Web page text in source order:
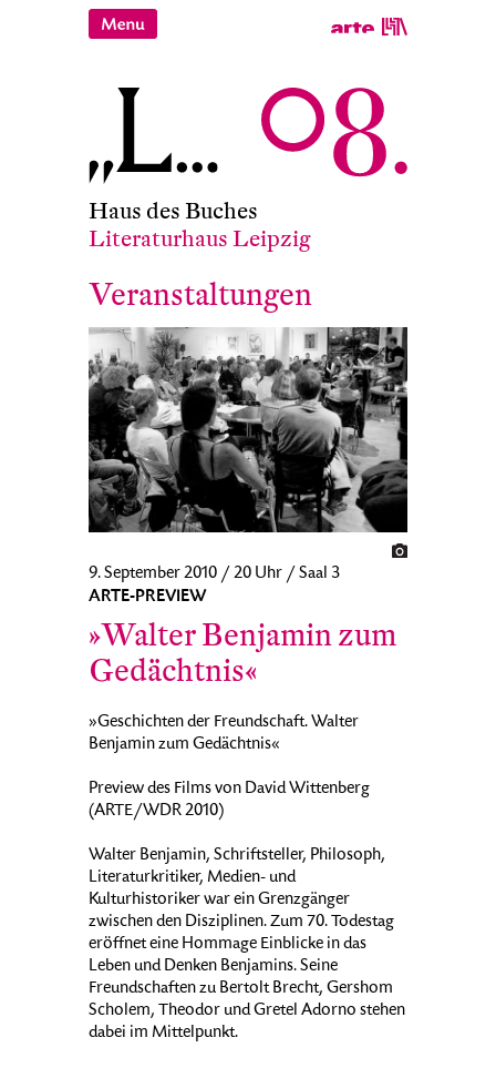
Haus des Buches
Literaturhaus Leipzig
Veranstaltungen
9. September 2010 / 20 Uhr / Saal 3
ARTE-PREVIEW
»Walter Benjamin zum
Gedächtnis«
»Geschichten der Freundschaft. Walter
Benjamin zum Gedächtnis«
Preview des Films von David Wittenberg
(ARTE/WDR 2010)
Walter Benjamin, Schriftsteller, Philosoph,
Literaturkritiker, Medien- und
Kulturhistoriker war ein Grenzgänger
zwischen den Disziplinen. Zum 70. Todestag
eröffnet eine Hommage Einblicke in das
Leben und Denken Benjamins. Seine
Freundschaften zu Bertolt Brecht, Gershom
Scholem, Theodor und Gretel Adorno stehen
dabei im Mittelpunkt.